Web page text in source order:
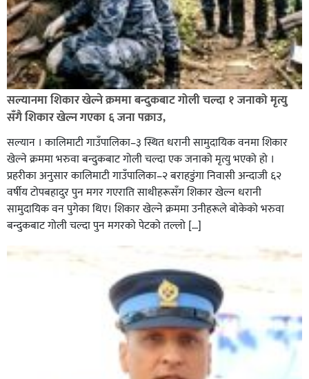
नेपाल प्रहरीमा जवानदेखि डिआईजीसम्म एक हजार ८४८ प्रहरीहरु
विभागीय कारवाहीमा,
घर–घरमा मेयर बन्छु भनेर काम गर्ने जन्मेपछि नै पालिका बन्छ :
सबिन प्रियासन चौधरी
अविरल वर्षाले कालीगण्डकी नदी तटीय क्षेत्रमा रहेको पाल्पाको
सल्यानमा शिकार खेल्ने क्रममा बन्दुकबाट गोली चल्दा १ जनाको मृत्यु
सँगै शिकार खेल्न गएका ६ जना पक्राउ,
सल्यान । कालिमाटी गाउँपालिका–३ स्थित धरानी सामुदायिक वनमा शिकार
खेल्ने क्रममा भरुवा बन्दुकबाट गोली चल्दा एक जनाको मृत्यु भएको हो ।
प्रहरीका अनुसार कालिमाटी गाउँपालिका–२ बराहडुंगा निवासी अन्दाजी ६२
वर्षीय टोपबहादुर पुन मगर गएराति साथीहरूसँग शिकार खेल्न धरानी
सामुदायिक वन पुगेका थिए। शिकार खेल्ने क्रममा उनीहरूले बोकेको भरुवा
बन्दुकबाट गोली चल्दा पुन मगरको पेटको तल्लो […]